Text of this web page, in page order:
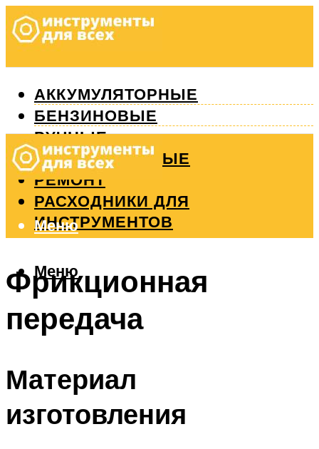
АККУМУЛЯТОРНЫЕ
БЕНЗИНОВЫЕ
РУЧНЫЕ
ИЗМЕРИТЕЛЬНЫЕ
РЕМОНТ
РАСХОДНИКИ ДЛЯ
ИНСТРУМЕНТОВ
Меню
Меню
Фрикционная
передача
Материал
изготовления